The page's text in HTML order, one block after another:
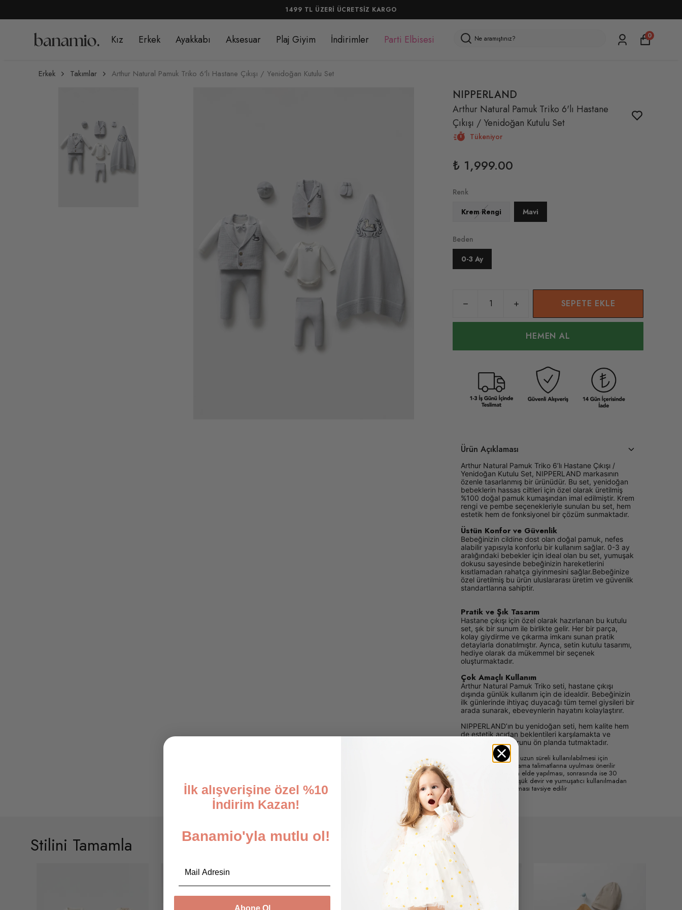
1499 TL ÜZERİ ÜCRETSİZ KARGO
Kız Erkek Ayakkabı Aksesuar Plaj Giyim İndirimler Parti Elbisesi 0
Erkek Takımlar Arthur Natural Pamuk Triko 6'lı Hastane Çıkışı / Yenidoğan Kutulu Set
NIPPERLAND
Arthur Natural Pamuk Triko 6'lı Hastane
Çıkışı / Yenidoğan Kutulu Set
Tükeniyor
₺ 1,999.00
Renk
Krem Rengi
Mavi
Beden
0-3 Ay
SEPETE EKLE
HEMEN AL
Ürün Açıklaması
Arthur Natural Pamuk Triko 6’lı Hastane Çıkışı /
Yenidoğan Kutulu Set, NIPPERLAND markasının
özenle tasarlanmış bir ürünüdür. Bu set, yenidoğan
bebeklerin hassas ciltleri için özel olarak üretilmiş
%100 doğal pamuk kumaşından imal edilmiştir. Krem
rengi ve pembe seçenekleriyle sunulan bu set, hem
estetik hem de fonksiyonel bir çözüm sunmaktadır.
Üstün Konfor ve Güvenlik
Bebeğinizin cildine dost olan doğal pamuk, nefes
alabilir yapısıyla konforlu bir kullanım sağlar. 0-3 ay
aralığındaki bebekler için ideal olan bu set, yumuşak
dokusu sayesinde bebeğinizin hareketlerini
kısıtlamadan rahatça giyinmesini sağlar.Bebeğinize
özel üretilmiş bu ürün uluslararası üretim ve güvenlik
standartlarına sahiptir.
Pratik ve Şık Tasarım
Hastane çıkışı için özel olarak hazırlanan bu kutulu
set, şık bir sunum ile birlikte gelir. Her bir parça,
kolay giydirme ve çıkarma imkanı sunan pratik
detaylarla donatılmıştır. Ayrıca, setin kutulu tasarımı,
hediye olarak da mükemmel bir seçenek
oluşturmaktadır.
Çok Amaçlı Kullanım
Arthur Natural Pamuk Triko seti, hastane çıkışı
dışında günlük kullanım için de idealdir. Bebeğinizin
ilk günlerinde ihtiyaç duyacağı tüm temel giysileri bir
arada sunarak, ebeveynlerin hayatını kolaylaştırır.
NIPPERLAND’ın bu yenidoğan seti, hem kalite hem
de estetik açıdan beklentileri karşılamakta ve
bebeklerin konforunu ön planda tutmaktadır.
Ürünün daha uzun süreli kullanılabilmesi için
aşağıdaki yıkama talimatlarına uyulması önerilir
İilk yıkamanın elde yapılması, sonrasında ise 30
derecede düşük devir ve yumuşatıcı kullanılmadan
yıkama yapılması tavsiye edilir
Stilini Tamamla
İlk alışverişine özel %10
İndirim Kazan!
Banamio'yla mutlu ol!